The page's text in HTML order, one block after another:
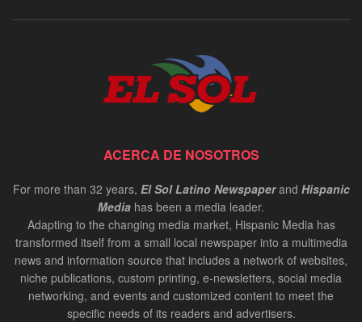
ACERCA DE NOSOTROS
For more than 32 years, El Sol Latino Newspaperand Hispanic
Media has been a media leader.
Adapting to the changing media market, Hispanic Media has
transformed itself from a small local newspaper into a multimedia
news and information source that includes a network of websites,
niche publications, custom printing, e-newsletters, social media
networking, and events and customized content to meet the
specific needs of its readers and advertisers.